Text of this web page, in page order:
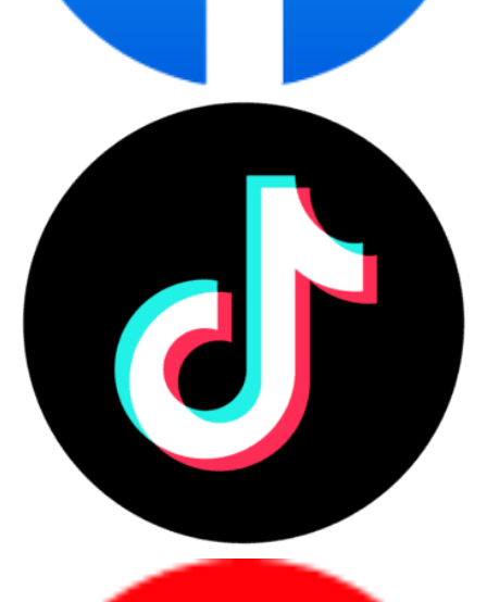
hợp với ai?
Laptop chính hãng phù hợp với người dùng cần
thiết bị có nguồn gốc rõ ràng, cấu hình phù hợp,
bảo hành minh bạch và tư vấn theo nhu cầu thật.
Đây là nhóm sản phẩm phục vụ cá nhân, sinh viên,
văn phòng, quản lý, kỹ thuật và doanh nghiệp mua
số lượng lớn.
Những nhóm người dùng nên ưu
tiên laptop chính hãng
Người mua nên ưu tiên laptop chính hãng khi cần
sự ổn định, chứng từ rõ và bảo hành minh bạch
trong quá trình sử dụng.
Danh sách nhóm khách hàng phù hợp
Người dùng cá nhân cần học tập, làm
việc, họp online hoặc làm việc từ xa.
Nhân sự văn phòng cần máy ổn định
cho email, bảng tính, trình chiếu và phần
mềm nội bộ.
Quản lý, lãnh đạo cần máy mỏng nhẹ,
pin tốt, bảo mật và hình ảnh chuyên